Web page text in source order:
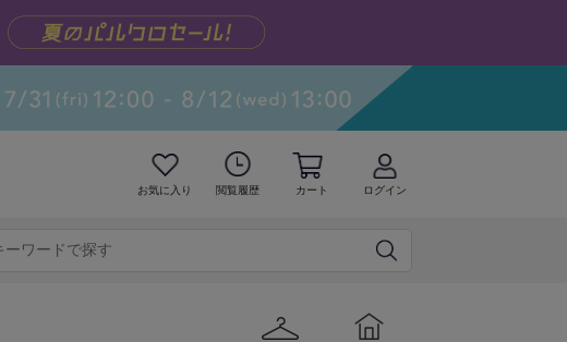
お気に入り 閲覧履歴 カート ログイン